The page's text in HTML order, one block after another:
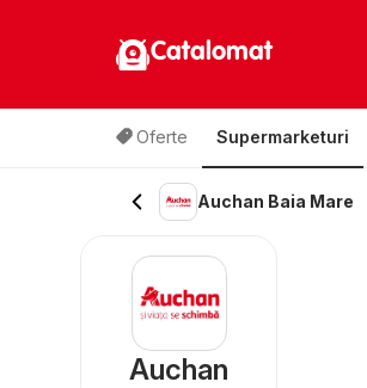
Catalomat
Oferte Supermarketuri
Auchan Baia Mare
Auchan